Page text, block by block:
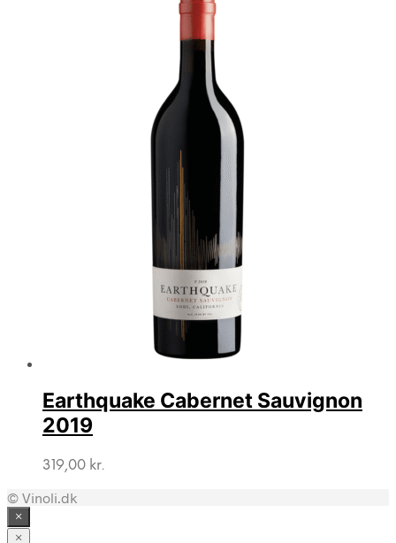
Earthquake Cabernet Sauvignon
2019
319,00 kr.
© Vinoli.dk
×
×